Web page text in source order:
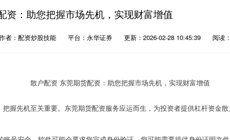
资：助您把握市场先机，实现财富增值
者：配资炒股技能 平台：永华证券 更新：2026-02-28 10:45:39 阅读
握先机至关重要。东莞期货配资服务应运而生，为投资者提供杠杆资金